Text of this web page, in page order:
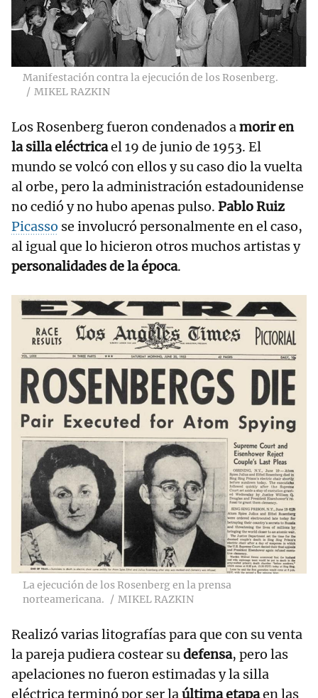
Manifestación contra la ejecución de los Rosenberg.
MIKEL RAZKIN
Los Rosenberg fueron condenados amorir en
la silla eléctricael 19 de junio de 1953. El
mundo se volcó con ellos y su caso dio la vuelta
al orbe, pero la administración estadounidense
no cedió y no hubo apenas pulso. Pablo Ruiz
Picasso se involucró personalmente en el caso,
al igual que lo hicieron otros muchos artistas y
personalidades de la época.
La ejecución de los Rosenberg en la prensa
norteamericana.
MIKEL RAZKIN
Realizó varias litografías para que con su venta
la pareja pudiera costear sudefensa, pero las
apelaciones no fueron estimadas y la silla
eléctrica terminó por ser laúltima etapaen las